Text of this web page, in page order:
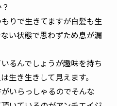
りで生きてますが白髪も生
い状態で思わずため息が漏
るんでしょうが趣味を持ち
生き生きして見えます。
いらっしゃるのでそんな